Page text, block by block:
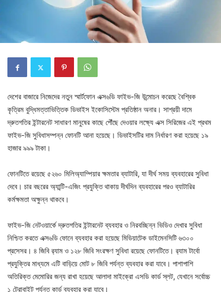
দেশের বাজারে নিজেদের নতুন স্মার্টফোন এক্স৬ডি ফাইভ-জি উন্মোচন করেছে বৈশ্বিক
কৃত্রিম বুদ্ধিমত্তাভিত্তিক ডিভাইস ইকোসিস্টেম প্রতিষ্ঠান অনার। সাশ্রয়ী দামে
দ্রুতগতির ইন্টারনেট সাধারণ মানুষের কাছে পৌঁছে দেওয়ার লক্ষ্যে এক্স সিরিজের এই প্রথম
ফাইভ-জি সুবিধাসম্পন্ন ফোনটি আনা হয়েছে। ডিভাইসটির দাম নির্ধারণ করা হয়েছে ১৯
হাজার ৯৯৯ টাকা।
ফোনটিতে রয়েছে ৫২৬০ মিলিঅ্যাম্পিয়ার ক্ষমতার ব্যাটারি, যা দীর্ঘ সময় ব্যবহারের সুবিধা
দেবে। চার বছরের অ্যান্টি-এজিং প্রযুক্তি থাকায় দীর্ঘদিন ব্যবহারের পরও ব্যাটারির
কর্মক্ষমতা অক্ষুন্ন থাকবে।
ফাইভ-জি নেটওয়ার্কে দ্রুতগতির ইন্টারনেট ব্যবহার ও নিরবচ্ছিন্ন ভিডিও দেখার সুবিধা
নিশ্চিত করতে এক্স৬ডি ফোনে ব্যবহার করা হয়েছে মিডিয়াটেক ডাইমেনসিটি ৬৩০০
প্রসেসর। ৪ জিবি র‍্যাম ও ১২৮ জিবি সংরক্ষণ সুবিধা রয়েছে ফোনটিতে। র‍্যাম টার্বো
প্রযুক্তির মাধ্যমে এটি বাড়িয়ে মোট ৮ জিবি পর্যন্ত ব্যবহার করা যাবে। পাশাপাশি
অতিরিক্ত মেমোরির জন্য রাখা হয়েছে আলাদা মাইক্রো এসডি কার্ড স্লট, যেখানে সর্বোচ্চ
১ টেরাবাইট পর্যন্ত কার্ড ব্যবহার করা যাবে।